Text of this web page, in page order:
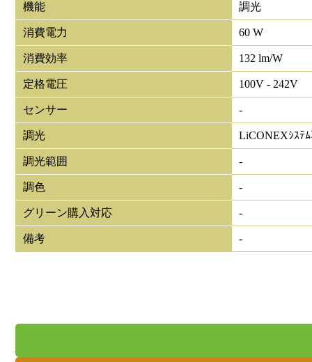
機能 調光
消費電力 60 W
消費効率 132 lm/W
定格電圧 100V - 242V
センサー -
調光 LiCONEXｼｽﾃ
調光範囲 -
調色 -
グリーン購入対応 -
備考 -